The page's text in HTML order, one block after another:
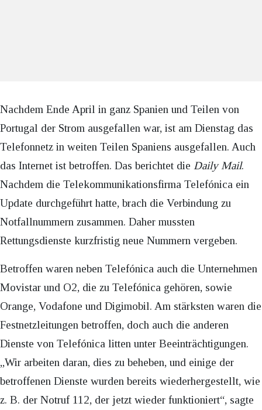
Nachdem Ende April in ganz Spanien und Teilen von
Portugal der Strom ausgefallen war, ist am Dienstag das
Telefonnetz in weiten Teilen Spaniens ausgefallen. Auch
das Internet ist betroffen. Das berichtet die Daily Mail.
Nachdem die Telekommunikationsfirma Telefónica ein
Update durchgeführt hatte, brach die Verbindung zu
Notfallnummern zusammen. Daher mussten
Rettungsdienste kurzfristig neue Nummern vergeben.
Betroffen waren neben Telefónica auch die Unternehmen
Movistar und O2, die zu Telefónica gehören, sowie
Orange, Vodafone und Digimobil. Am stärksten waren die
Festnetzleitungen betroffen, doch auch die anderen
Dienste von Telefónica litten unter Beeinträchtigungen.
„Wir arbeiten daran, dies zu beheben, und einige der
betroffenen Dienste wurden bereits wiederhergestellt, wie
z. B. der Notruf 112, der jetzt wieder funktioniert“, sagte